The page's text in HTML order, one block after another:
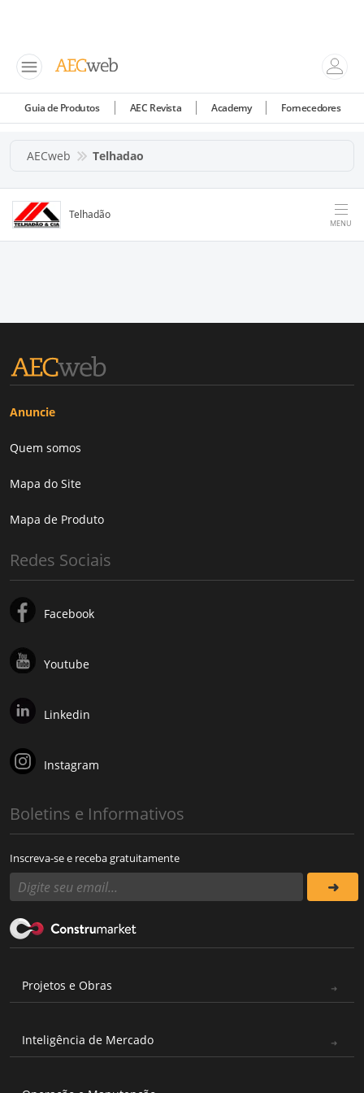
Guia de Produtos AEC Revista Academy Fornecedores
AECweb Telhadao
Telhadão
MENU
Anuncie
Quem somos
Mapa do Site
Mapa de Produto
Redes Sociais
Facebook
Youtube
Linkedin
Instagram
Boletins e Informativos
Inscreva-se e receba gratuitamente
Projetos e Obras
Inteligência de Mercado